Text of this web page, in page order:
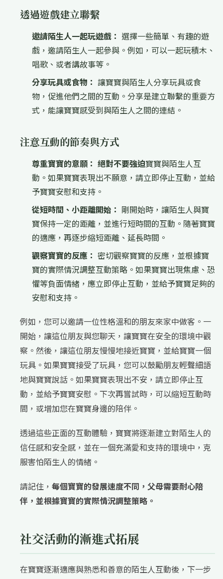
透過遊戲建立聯繫
邀請陌生人一起玩遊戲： 選擇一些簡單、有趣的遊
戲，邀請陌生人一起參與。例如，可以一起玩積木、
唱歌、或者講故事等。
分享玩具或食物： 讓寶寶與陌生人分享玩具或食
物，促進他們之間的互動。分享是建立聯繫的重要方
式，能讓寶寶感受到與陌生人之間的連結。
注意互動的節奏與方式
尊重寶寶的意願： 絕對不要強迫寶寶與陌生人互
動。如果寶寶表現出不願意，請立即停止互動，並給
予寶寶安慰和支持。
從短時間、小距離開始： 剛開始時，讓陌生人與寶
寶保持一定的距離，並進行短時間的互動。隨著寶寶
的適應，再逐步縮短距離、延長時間。
觀察寶寶的反應： 密切觀察寶寶的反應，並根據寶
寶的實際情況調整互動策略。如果寶寶出現焦慮、恐
懼等負面情緒，應立即停止互動，並給予寶寶足夠的
安慰和支持。
例如，您可以邀請一位性格溫和的朋友來家中做客。一
開始，讓這位朋友與您聊天，讓寶寶在安全的環境中觀
察。然後，讓這位朋友慢慢地接近寶寶，並給寶寶一個
玩具。如果寶寶接受了玩具，您可以鼓勵朋友輕聲細語
地與寶寶說話。如果寶寶表現出不安，請立即停止互
動，並給予寶寶安慰。下次再嘗試時，可以縮短互動時
間，或增加您在寶寶身邊的陪伴。
透過這些正面的互動體驗，寶寶將逐漸建立對陌生人的
信任感和安全感，並在一個充滿愛和支持的環境中，克
服害怕陌生人的情緒。
請記住， 每個寶寶的發展速度不同，父母需要耐心陪
伴，並根據寶寶的實際情況調整策略。
社交活動的漸進式拓展
在寶寶逐漸適應與熟悉和善意的陌生人互動後，下一步